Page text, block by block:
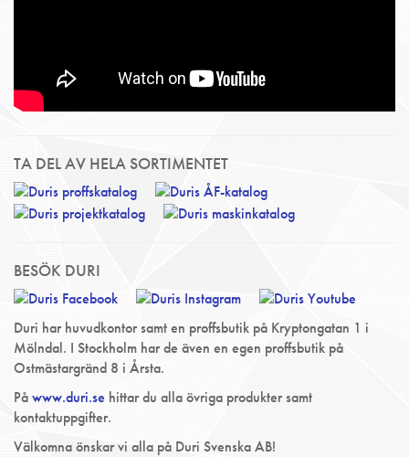
TA DEL AV HELA SORTIMENTET
BESÖK DURI
Duri har huvudkontor samt en proffsbutik på Kryptongatan 1 i
Mölndal. I Stockholm har de även en egen proffsbutik på
Ostmästargränd 8 i Årsta.
Påwww.duri.se hittar du alla övriga produkter samt
kontaktuppgifter.
Välkomna önskar vi alla på Duri Svenska AB!